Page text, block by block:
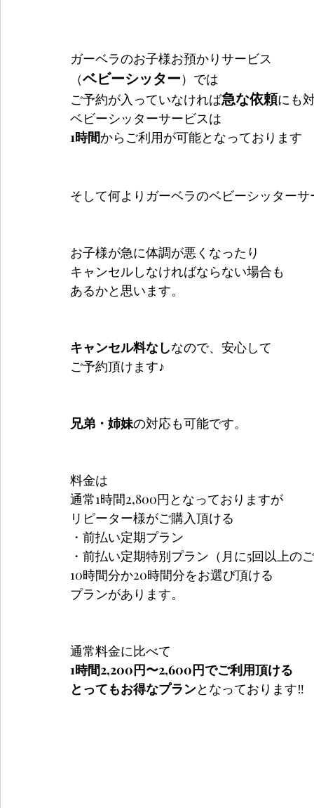
ガーベラのお子様お預かりサービス
（ベビーシッター）では
ご予約が入っていなければ急な依頼にも
ベビーシッターサービスは
1時間からご利用が可能となっております
そして何よりガーベラのベビーシッター
お子様が急に体調が悪くなったり
キャンセルしなければならない場合も
あるかと思います。
キャンセル料なしなので、安心して
ご予約頂けます♪
兄弟・姉妹の対応も可能です。
料金は
通常1時間2,800円となっておりますが
リピーター様がご購入頂ける
・前払い定期プラン
・前払い定期特別プラン（月に5回以上の
10時間分か20時間分をお選び頂ける
プランがあります。
通常料金に比べて
1時間2,200円〜2,600円でご利用頂ける
とってもお得なプランとなっております‼